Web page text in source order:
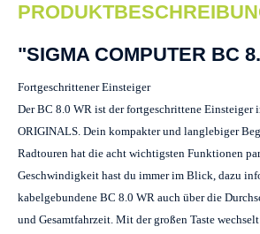
"SIGMA COMPUTER BC
Fortgeschrittener Einsteiger
Der BC 8.0 WR ist der fortgeschrittene Einsteiger
ORIGINALS. Dein kompakter und langlebiger
Radtouren hat die acht wichtigsten Funktionen
Geschwindigkeit hast du immer im Blick, dazu
kabelgebundene BC 8.0 WR auch über die
und Gesamtfahrzeit. Mit der großen Taste